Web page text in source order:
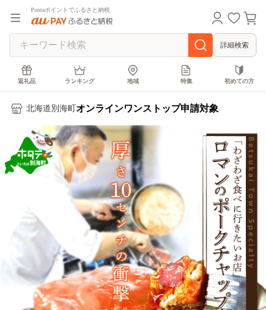
Pontaポイントでふるさと納税
詳細検索
返礼品 ランキング 地域 特集 初めての方
北海道別海町 オンラインワンストップ申請対象